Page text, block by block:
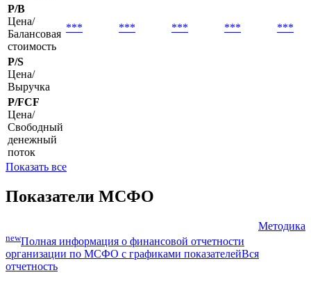
P/B
Цена/
Балансовая
стоимость
*** *** *** *** ***
P/S
Цена/
Выручка
P/FCF
Цена/
Свободный
денежный
поток
Показать все
Показатели МСФО
Методика
newПолная информация о финансовой отчетности
организации по МСФО с графиками показателейВся
отчетность